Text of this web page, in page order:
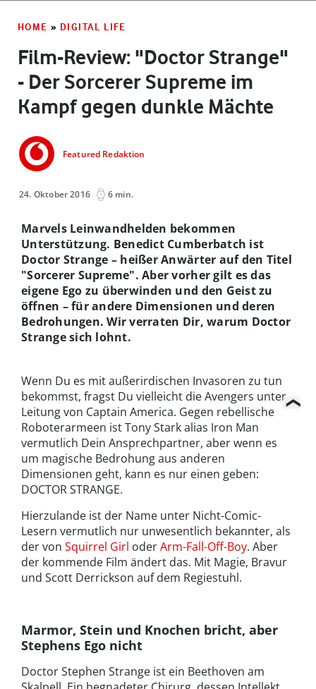
HOME » DIGITAL LIFE
Film-Review: "Doctor Strange"
- Der Sorcerer Supreme im
Kampf gegen dunkle Mächte
Featured Redaktion
24. Oktober 2016 6 min.
Marvels Leinwandhelden bekommen
Unterstützung. Benedict Cumberbatch ist
Doctor Strange – heißer Anwärter auf den Titel
"Sorcerer Supreme". Aber vorher gilt es das
eigene Ego zu überwinden und den Geist zu
öffnen – für andere Dimensionen und deren
Bedrohungen. Wir verraten Dir, warum Doctor
Strange sich lohnt.
Wenn Du es mit außerirdischen Invasoren zu tun
bekommst, fragst Du vielleicht die Avengers unter
Leitung von Captain America. Gegen rebellische
Roboterarmeen ist Tony Stark alias Iron Man
vermutlich Dein Ansprechpartner, aber wenn es
um magische Bedrohung aus anderen
Dimensionen geht, kann es nur einen geben:
DOCTOR STRANGE.
Hierzulande ist der Name unter Nicht-Comic-
Lesern vermutlich nur unwesentlich bekannter, als
der von Squirrel Girl oderArm-Fall-Off-Boy. Aber
der kommende Film ändert das. Mit Magie, Bravur
und Scott Derrickson auf dem Regiestuhl.
Marmor, Stein und Knochen bricht, aber
Stephens Ego nicht
Doctor Stephen Strange ist ein Beethoven am